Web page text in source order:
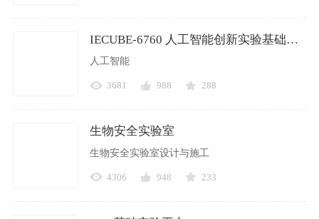
IECUBE-6760 人工智能创新实验基础套件
人工智能
3681 988 288
生物安全实验室
生物安全实验室设计与施工
4306 948 233